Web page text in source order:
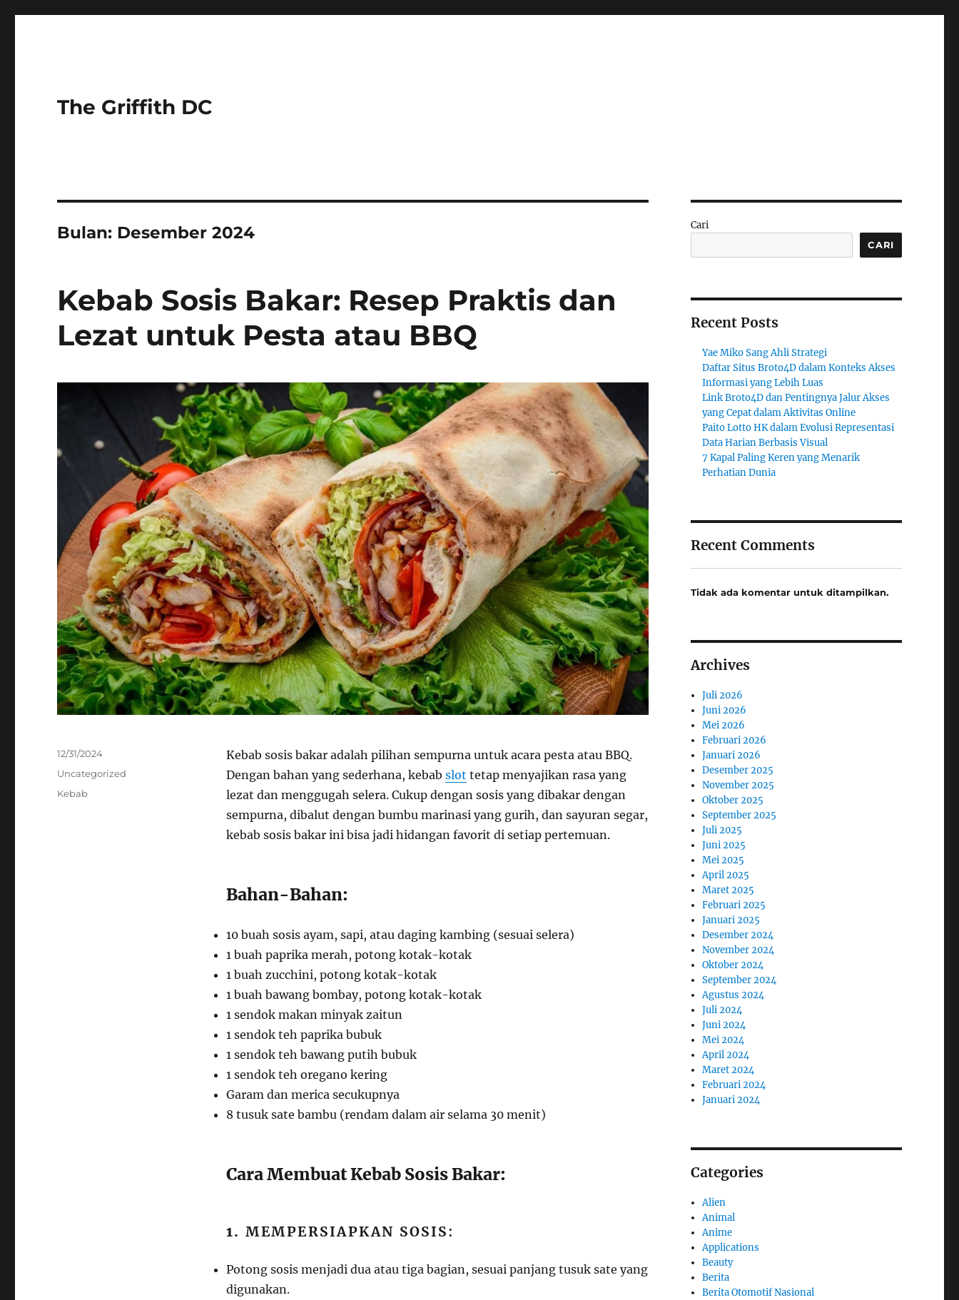
The Griffith DC
Bulan: Desember 2024
Kebab Sosis Bakar: Resep Praktis dan
Lezat untuk Pesta atau BBQ
Kebab sosis bakar adalah pilihan sempurna untuk acara pesta atau BBQ.
Dengan bahan yang sederhana, kebab slot tetap menyajikan rasa yang
lezat dan menggugah selera. Cukup dengan sosis yang dibakar dengan
sempurna, dibalut dengan bumbu marinasi yang gurih, dan sayuran segar,
kebab sosis bakar ini bisa jadi hidangan favorit di setiap pertemuan.
Bahan-Bahan:
10 buah sosis ayam, sapi, atau daging kambing (sesuai selera)
1 buah paprika merah, potong kotak-kotak
1 buah zucchini, potong kotak-kotak
1 buah bawang bombay, potong kotak-kotak
1 sendok makan minyak zaitun
1 sendok teh paprika bubuk
1 sendok teh bawang putih bubuk
1 sendok teh oregano kering
Garam dan merica secukupnya
8 tusuk sate bambu (rendam dalam air selama 30 menit)
Cara Membuat Kebab Sosis Bakar:
1.MEMPERSIAPKAN SOSIS:
Potong sosis menjadi dua atau tiga bagian, sesuai panjang tusuk sate yang
digunakan.
Posted
12/31/2024
Categories
Uncategorized
Tags
Kebab
Cari
CARI
Recent Posts
Yae Miko Sang Ahli Strategi
Daftar Situs Broto4D dalam Konteks Akses
Informasi yang Lebih Luas
Link Broto4D dan Pentingnya Jalur Akses
yang Cepat dalam Aktivitas Online
Paito Lotto HK dalam Evolusi Representasi
Data Harian Berbasis Visual
7 Kapal Paling Keren yang Menarik
Perhatian Dunia
Recent Comments
Tidak ada komentar untuk ditampilkan.
Archives
Juli 2026
Juni 2026
Mei 2026
Februari 2026
Januari 2026
Desember 2025
November 2025
Oktober 2025
September 2025
Juli 2025
Juni 2025
Mei 2025
April 2025
Maret 2025
Februari 2025
Januari 2025
Desember 2024
November 2024
Oktober 2024
September 2024
Agustus 2024
Juli 2024
Juni 2024
Mei 2024
April 2024
Maret 2024
Februari 2024
Januari 2024
Categories
Alien
Animal
Anime
Applications
Beauty
Berita
Berita Otomotif Nasional